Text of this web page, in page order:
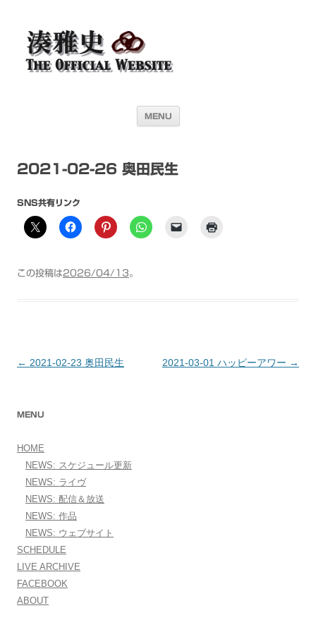
湊雅史オフィシャル・ウェブサイト＜
Masafumi Minato THE
OFFICIAL WEBSITE＞
ウェブサイトです
MENU
2021-02-26 奥田民生
SNS共有リンク
この投稿は2026/04/13。
投稿ナビゲーション
← 2021-02-23 奥田民生 2021-03-01 ハッピーアワー →
MENU
HOME
NEWS: スケジュール更新
NEWS: ライヴ
NEWS: 配信＆放送
NEWS: 作品
NEWS: ウェブサイト
SCHEDULE
LIVE ARCHIVE
FACEBOOK
ABOUT